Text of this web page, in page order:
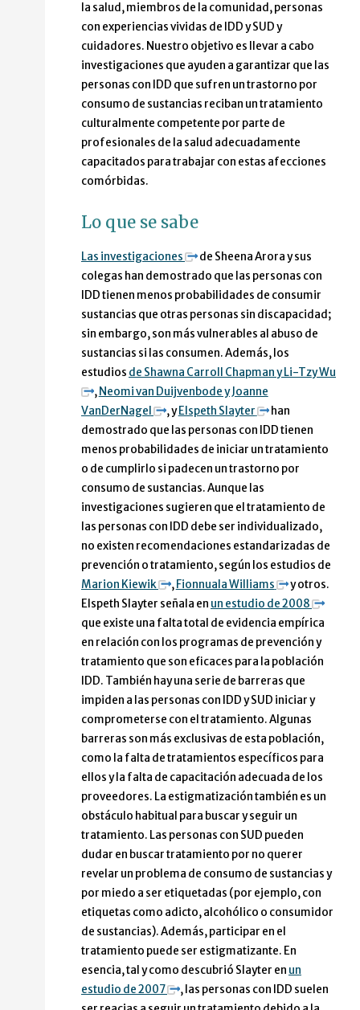
la salud, miembros de la comunidad, personas
con experiencias vividas de IDD y SUD y
cuidadores. Nuestro objetivo es llevar a cabo
investigaciones que ayuden a garantizar que las
personas con IDD que sufren un trastorno por
consumo de sustancias reciban un tratamiento
culturalmente competente por parte de
profesionales de la salud adecuadamente
capacitados para trabajar con estas afecciones
comórbidas.
Lo que se sabe
Las investigaciones
de Sheena Arora y sus
colegas han demostrado que las personas con
IDD tienen menos probabilidades de consumir
sustancias que otras personas sin discapacidad;
sin embargo, son más vulnerables al abuso de
sustancias si las consumen. Además, los
estudios de Shawna Carroll Chapman y Li-Tzy Wu
, Neomi van Duijvenbode y Joanne
VanDerNagel
, yElspeth Slayter
han
demostrado que las personas con IDD tienen
menos probabilidades de iniciar un tratamiento
o de cumplirlo si padecen un trastorno por
consumo de sustancias. Aunque las
investigaciones sugieren que el tratamiento de
las personas con IDD debe ser individualizado,
no existen recomendaciones estandarizadas de
prevención o tratamiento, según los estudios de
Marion Kiewik
, Fionnuala Williams
y otros.
Elspeth Slayter señala en un estudio de 2008
que existe una falta total de evidencia empírica
en relación con los programas de prevención y
tratamiento que son eficaces para la población
IDD. También hay una serie de barreras que
impiden a las personas con IDD y SUD iniciar y
comprometerse con el tratamiento. Algunas
barreras son más exclusivas de esta población,
como la falta de tratamientos específicos para
ellos y la falta de capacitación adecuada de los
proveedores. La estigmatización también es un
obstáculo habitual para buscar y seguir un
tratamiento. Las personas con SUD pueden
dudar en buscar tratamiento por no querer
revelar un problema de consumo de sustancias y
por miedo a ser etiquetadas (por ejemplo, con
etiquetas como adicto, alcohólico o consumidor
de sustancias). Además, participar en el
tratamiento puede ser estigmatizante. En
esencia, tal y como descubrió Slayter en un
estudio de 2007
, las personas con IDD suelen